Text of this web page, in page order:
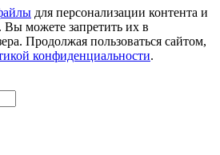
для персонализации контента и
Вы можете запретить их в
Продолжая пользоваться сайтом,
конфиденциальности.